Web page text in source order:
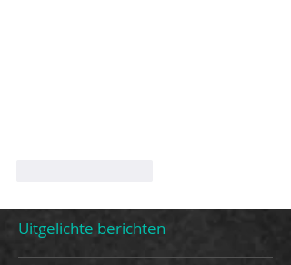
Uitgelichte berichten